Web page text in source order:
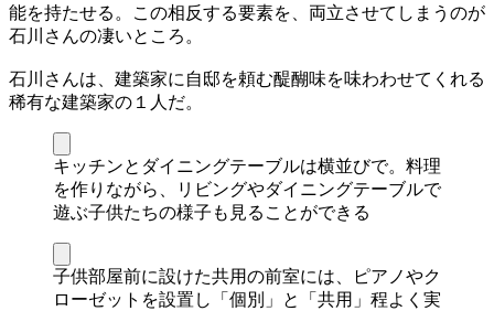
能を持たせる。この相反する要素を、両立させてしまうのが
石川さんの凄いところ。
石川さんは、建築家に自邸を頼む醍醐味を味わわせてくれる
稀有な建築家の１人だ。
キッチンとダイニングテーブルは横並びで。料理
を作りながら、リビングやダイニングテーブルで
遊ぶ子供たちの様子も見ることができる
子供部屋前に設けた共用の前室には、ピアノやク
ローゼットを設置し「個別」と「共用」程よく実